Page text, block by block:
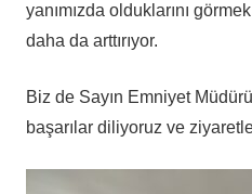
yanımızda olduklarını
daha da arttırıyor.
Biz de Sayın Emniyet
başarılar diliyoruz ve